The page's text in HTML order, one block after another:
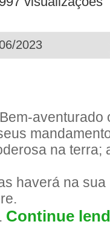
2023
aventurado
na terra;
haverá na
Continue